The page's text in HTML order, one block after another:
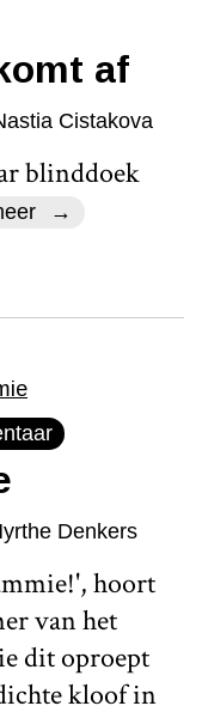
af
Cistakova
blinddoek
Denkers
hoort
van het
dit oproept
kloof in